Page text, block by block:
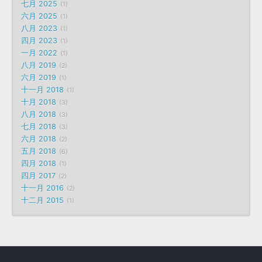
七月 2025 1
六月 2025 1
八月 2023 1
四月 2023 1
一月 2022 1
八月 2019 2
六月 2019 1
十一月 2018 1
十月 2018 3
八月 2018 3
七月 2018 3
六月 2018 2
五月 2018 6
四月 2018 1
四月 2017 2
十一月 2016 2
十二月 2015 1